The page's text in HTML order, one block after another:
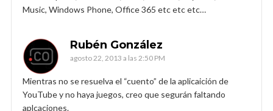
Music, Windows Phone, Office 365 etc etc etc…
Rubén González
agosto 22, 2013 a las 2:50 PM
Mientras no se resuelva el “cuento” de la aplicaición de
YouTube y no haya juegos, creo que segurán faltando
aplcaciones.